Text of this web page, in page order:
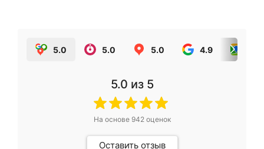
5.0 5.0 5.0 4.9
5.0 из 5
На основе 942оценок
Оставить отзыв